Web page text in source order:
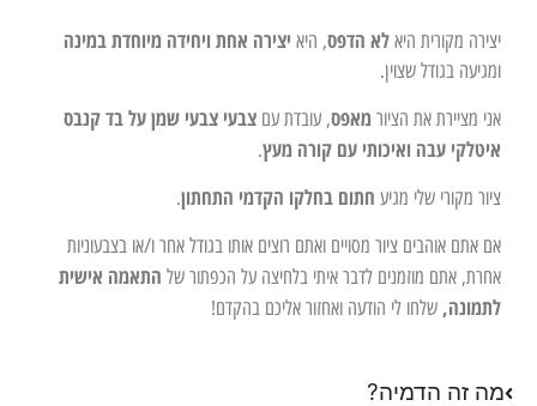
יצירה מקורית היא לא הדפס, היא יצירה אחת ויחידה מיוחדת במינה
ומגיעה בגודל שצוין.
אני מציירת את הציור מאפס, עובדת עם צבעי צבעי שמן על בד קנבס
איטלקי עבה ואיכותי עם קורה מעץ.
ציור מקורי שלי מגיע חתום בחלקו הקדמי התחתון.
אם אתם אוהבים ציור מסויים ואתם רוצים אותו בגודל אחר ו/או בצבעוניות
אחרת, אתם מוזמנים לדבר איתי בלחיצה על הכפתור של התאמה אישית
לתמונה, שלחו לי הודעה ואחזור אליכם בהקדם!
מה זה הדמיה?